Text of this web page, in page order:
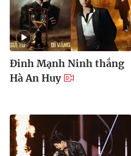
Đinh Mạnh Ninh thắng
Hà An Huy